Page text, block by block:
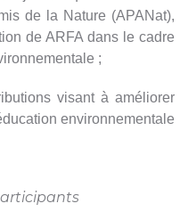
de la Nature (APANat),
de ARFA dans le cadre
;
visant à améliorer
environnementale